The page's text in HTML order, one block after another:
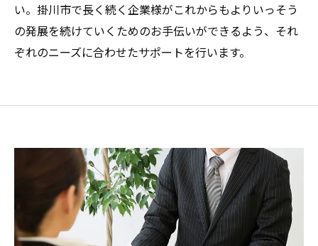
い。掛川市で長く続く企業様がこれからもよりいっそう
の発展を続けていくためのお手伝いができるよう、それ
ぞれのニーズに合わせたサポートを行います。